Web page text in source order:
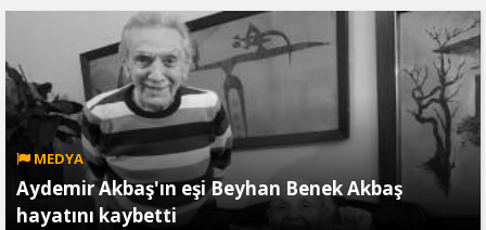
MEDYA
Aydemir Akbaş'ın eşi Beyhan Benek Akbaş
hayatını kaybetti